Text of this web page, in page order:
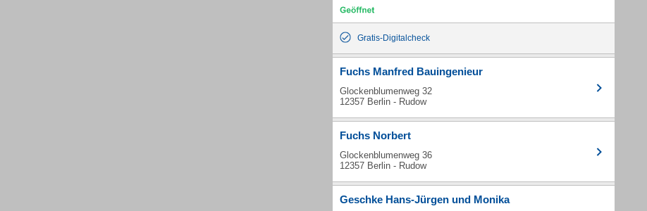
Gratis-Digitalcheck
Fuchs Manfred Bauingenieur
Glockenblumenweg 32
12357 Berlin - Rudow
Fuchs Norbert
Glockenblumenweg 36
12357 Berlin - Rudow
Geschke Hans-Jürgen und Monika